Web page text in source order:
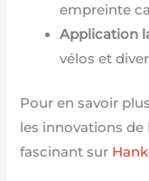
empreinte
Application
vélos et
Pour en savoir
les innovations de
fascinant sur